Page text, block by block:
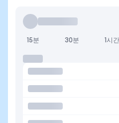
15분 30분 1시간